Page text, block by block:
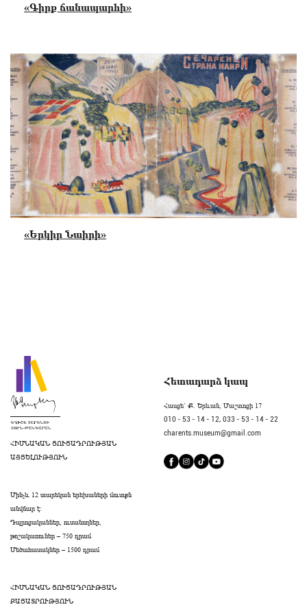
«Գիրք ճանապարհի»
«Երկիր Նաիրի»
ՀԻՄՆԱԿԱՆ ՑՈՒՑԱԴՐՈՒԹՅԱՆ
ԱՅՑԵԼՈՒԹՅՈՒՆ
Մինչև 12 տարեկան երեխաների մուտքն
անվճար է։
Դպրոցականներ, ուսանողներ,
թոշակառուներ – 750 դրամ
Մեծահասակներ – 1500 դրամ
ՀԻՄՆԱԿԱՆ ՑՈՒՑԱԴՐՈՒԹՅԱՆ
ԲԱՑԱՏՐՈՒԹՅՈՒՆ
Հետադարձ կապ
Հասցե` Ք. Երևան, Մաշտոցի 17
010 - 53 - 14 - 12, 033 - 53 - 14 - 22
charents.museum@gmail.com